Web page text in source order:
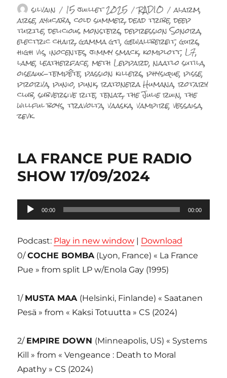
Auteur
silvain Publié
le
15 juillet 2025 Catégories
RADIO Étiquettes
alarm,
arse,ayucaba,cold summer,dead tribe,deep
turtle,delicious monsters,depression Sonora,
electric chair,gamma gti,gewallbereit,gurs,
high vis,inocentes,jimmy smack,komplott,L7,
lame,leatherface,meth Leppard,naatlo sutila,
oiseaux-tempête,passion killers,physique,pisse,
prorva,punio,punk,ratonera Humana,rotary
club,subversive rite,tenaz,the Julie ruin,the
willful boys,travolta,vaaska,vampire,vessaisa,
zevk
LA FRANCE PUE RADIO
SHOW 17/09/2024
Lecteur
audio
00:00 00:00
Podcast: Play in new window | Download
0/COCHE BOMBA(Lyon, France) « La France
Pue » from split LP w/Enola Gay (1995)
1/ MUSTA MAA (Helsinki, Finlande) « Saatanen
Pesä » from « Kaksi Totuutta » CS (2024)
2/ EMPIRE DOWN (Minneapolis, US) « Systems
Kill » from « Vengeance : Death to Moral
Apathy » CS (2024)